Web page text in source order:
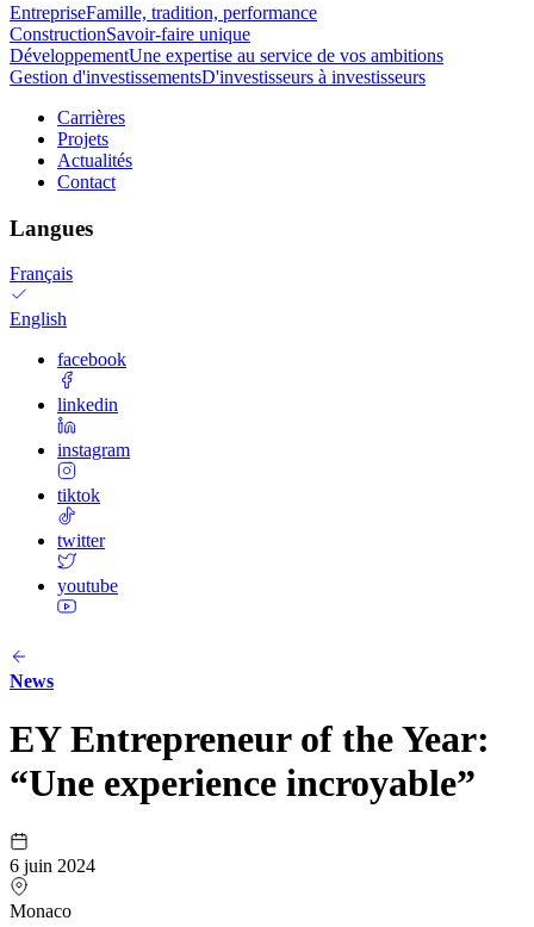
EntrepriseFamille, tradition, performance
ConstructionSavoir-faire unique
DéveloppementUne expertise au service de vos ambitions
Gestion d'investissementsD'investisseurs à investisseurs
Carrières
Projets
Actualités
Contact
Langues
Français
English
facebook
linkedin
instagram
tiktok
twitter
youtube
News
EY Entrepreneur of the Year:
“Une experience incroyable”
6 juin 2024
Monaco